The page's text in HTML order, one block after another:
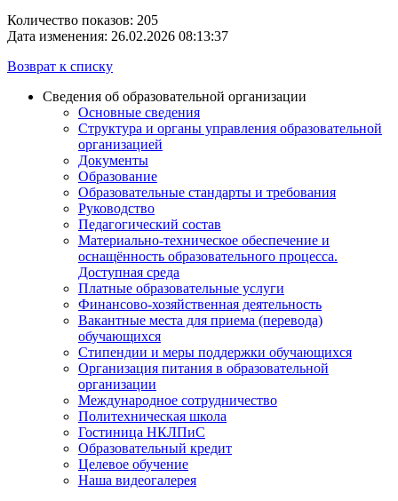
Количество показов: 205
Дата изменения: 26.02.2026 08:13:37
Возврат к списку
Сведения об образовательной организации
Основные сведения
Структура и органы управления образовательной
организацией
Документы
Образование
Образовательные стандарты и требования
Руководство
Педагогический состав
Материально-техническое обеспечение и
оснащённость образовательного процесса.
Доступная среда
Платные образовательные услуги
Финансово-хозяйственная деятельность
Вакантные места для приема (перевода)
обучающихся
Стипендии и меры поддержки обучающихся
Организация питания в образовательной
организации
Международное сотрудничество
Политехническая школа
Гостиница НКЛПиС
Образовательный кредит
Целевое обучение
Наша видеогалерея